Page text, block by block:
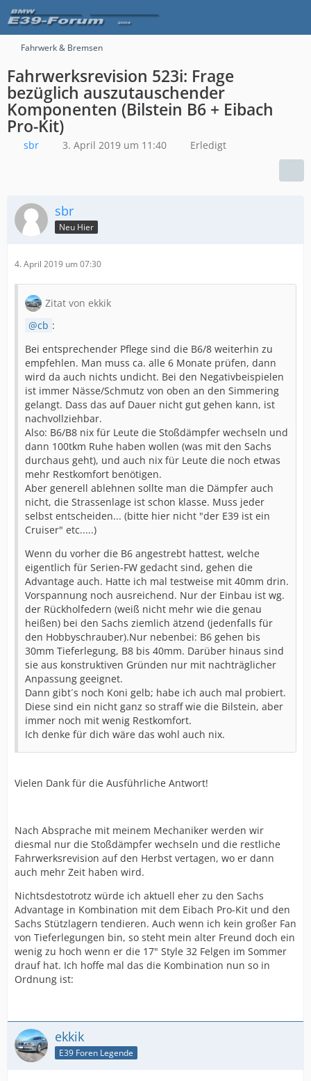
Fahrwerk & Bremsen
Fahrwerksrevision 523i: Frage
bezüglich auszutauschender
Komponenten (Bilstein B6 + Eibach
Pro-Kit)
sbr 3. April 2019 um 11:40 Erledigt
sbr
Neu Hier
4. April 2019 um 07:30
Zitat von ekkik
cb :
Bei entsprechender Pflege sind die B6/8 weiterhin zu
empfehlen. Man muss ca. alle 6 Monate prüfen, dann
wird da auch nichts undicht. Bei den Negativbeispielen
ist immer Nässe/Schmutz von oben an den Simmering
gelangt. Dass das auf Dauer nicht gut gehen kann, ist
nachvollziehbar.
Also: B6/B8 nix für Leute die Stoßdämpfer wechseln und
dann 100tkm Ruhe haben wollen (was mit den Sachs
durchaus geht), und auch nix für Leute die noch etwas
mehr Restkomfort benötigen.
Aber generell ablehnen sollte man die Dämpfer auch
nicht, die Strassenlage ist schon klasse. Muss jeder
selbst entscheiden... (bitte hier nicht "der E39 ist ein
Cruiser" etc.....)
Wenn du vorher die B6 angestrebt hattest, welche
eigentlich für Serien-FW gedacht sind, gehen die
Advantage auch. Hatte ich mal testweise mit 40mm drin.
Vorspannung noch ausreichend. Nur der Einbau ist wg.
der Rückholfedern (weiß nicht mehr wie die genau
heißen) bei den Sachs ziemlich ätzend (jedenfalls für
den Hobbyschrauber).Nur nebenbei: B6 gehen bis
30mm Tieferlegung, B8 bis 40mm. Darüber hinaus sind
sie aus konstruktiven Gründen nur mit nachträglicher
Anpassung geeignet.
Dann gibt´s noch Koni gelb; habe ich auch mal probiert.
Diese sind ein nicht ganz so straff wie die Bilstein, aber
immer noch mit wenig Restkomfort.
Ich denke für dich wäre das wohl auch nix.
Vielen Dank für die Ausführliche Antwort!
Nach Absprache mit meinem Mechaniker werden wir
diesmal nur die Stoßdämpfer wechseln und die restliche
Fahrwerksrevision auf den Herbst vertagen, wo er dann
auch mehr Zeit haben wird.
Nichtsdestotrotz würde ich aktuell eher zu den Sachs
Advantage in Kombination mit dem Eibach Pro-Kit und den
Sachs Stützlagern tendieren. Auch wenn ich kein großer Fan
von Tieferlegungen bin, so steht mein alter Freund doch ein
wenig zu hoch wenn er die 17" Style 32 Felgen im Sommer
drauf hat. Ich hoffe mal das die Kombination nun so in
Ordnung ist:
ekkik
E39 Foren Legende